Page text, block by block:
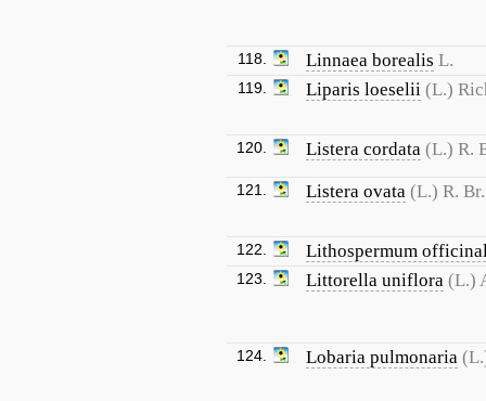
118. Linnaea borealis L.
119. Liparis loeselii (L.)
120. Listera cordata (L.) R.
121. Listera ovata (L.) R. Br.
122. Lithospermum
123. Littorella uniflora (L.)
124. Lobaria pulmonaria